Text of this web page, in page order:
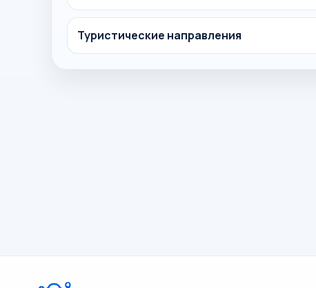
Туристические направления